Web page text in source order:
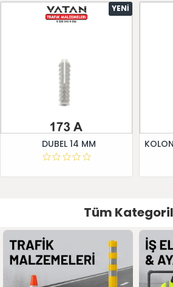
YENI
DUBEL 14 MM
Tüm